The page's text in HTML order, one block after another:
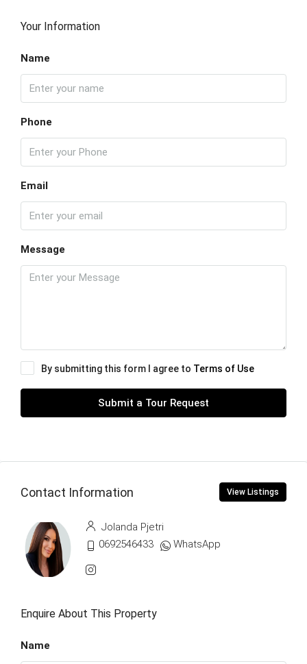
Your Information
Name
Phone
Email
Message
By submitting this form I agree to Terms of Use
Submit a Tour Request
Contact Information View Listings
Jolanda Pjetri
0692546433
WhatsApp
Enquire About This Property
Name